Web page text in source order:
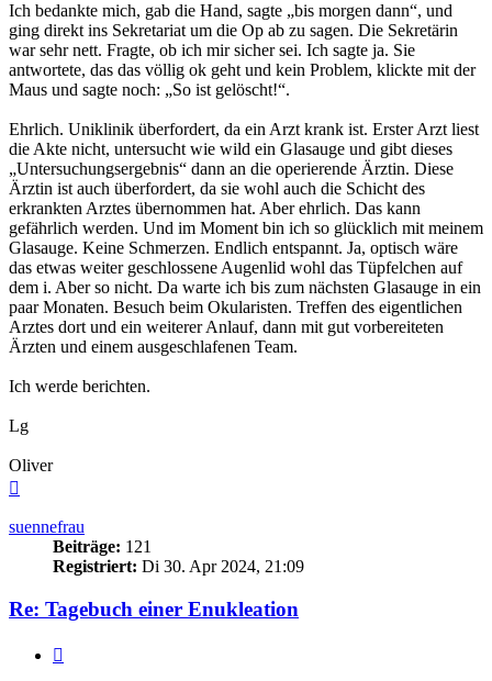
Ich bedankte mich, gab die Hand, sagte „bis morgen dann“, und
ging direkt ins Sekretariat um die Op ab zu sagen. Die Sekretärin
war sehr nett. Fragte, ob ich mir sicher sei. Ich sagte ja. Sie
antwortete, das das völlig ok geht und kein Problem, klickte mit der
Maus und sagte noch: „So ist gelöscht!“.
Ehrlich. Uniklinik überfordert, da ein Arzt krank ist. Erster Arzt liest
die Akte nicht, untersucht wie wild ein Glasauge und gibt dieses
„Untersuchungsergebnis“ dann an die operierende Ärztin. Diese
Ärztin ist auch überfordert, da sie wohl auch die Schicht des
erkrankten Arztes übernommen hat. Aber ehrlich. Das kann
gefährlich werden. Und im Moment bin ich so glücklich mit meinem
Glasauge. Keine Schmerzen. Endlich entspannt. Ja, optisch wäre
das etwas weiter geschlossene Augenlid wohl das Tüpfelchen auf
dem i. Aber so nicht. Da warte ich bis zum nächsten Glasauge in ein
paar Monaten. Besuch beim Okularisten. Treffen des eigentlichen
Arztes dort und ein weiterer Anlauf, dann mit gut vorbereiteten
Ärzten und einem ausgeschlafenen Team.
Ich werde berichten.
Lg
Oliver
suennefrau
Beiträge: 121
Registriert: Di 30. Apr 2024, 21:09
Re: Tagebuch einer Enukleation